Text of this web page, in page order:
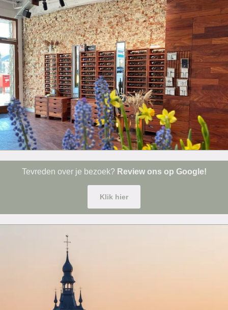
Tevreden over je bezoek? Review ons op Google!
Klik hier